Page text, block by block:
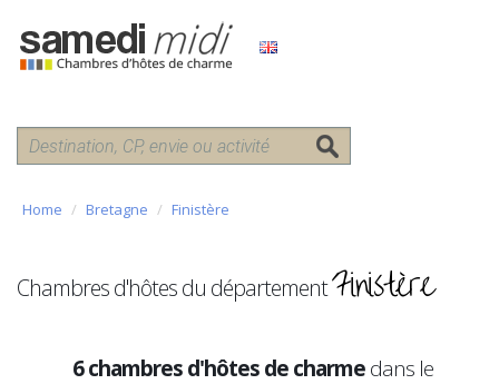
Home Bretagne Finistère
Chambres d'hôtes du départementFinistère
6 chambres d'hôtes de charmedans le